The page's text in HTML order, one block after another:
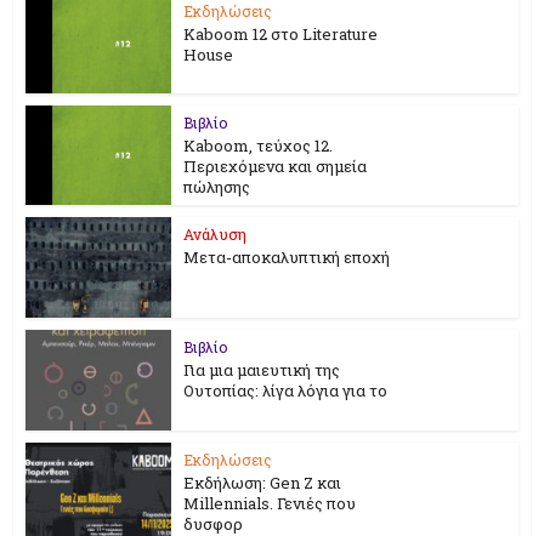
Εκδηλώσεις
Kaboom 12 στο Literature
House
Βιβλίο
Kaboom, τεύχος 12.
Περιεχόμενα και σημεία
πώλησης
Ανάλυση
Μετα-αποκαλυπτική εποχή
Βιβλίο
Για μια μαιευτική της
Ουτοπίας: λίγα λόγια για το
Εκδηλώσεις
Εκδήλωση: Gen Z και
Millennials. Γενιές που
δυσφορ